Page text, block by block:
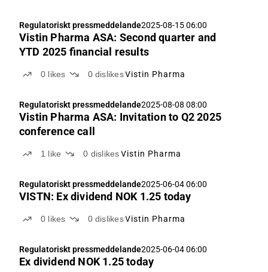
Regulatoriskt pressmeddelande2025-08-15 06:00
Vistin Pharma ASA: Second quarter and
YTD 2025 financial results
0 likes 0 dislikes Vistin Pharma
Regulatoriskt pressmeddelande2025-08-08 08:00
Vistin Pharma ASA: Invitation to Q2 2025
conference call
1 like 0 dislikes Vistin Pharma
Regulatoriskt pressmeddelande2025-06-04 06:00
VISTN: Ex dividend NOK 1.25 today
0 likes 0 dislikes Vistin Pharma
Regulatoriskt pressmeddelande2025-06-04 06:00
Ex dividend NOK 1.25 today